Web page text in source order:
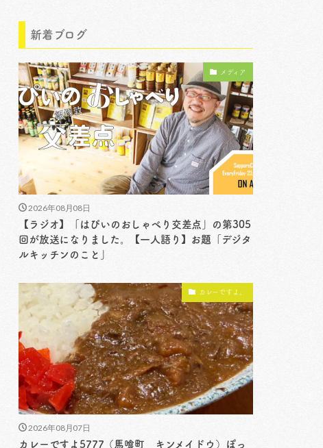
新着ブログ
メディア
2026年08月08日
【ラジオ】「はぴいのおしゃべり交差点」の第305
回が放送になりました。【一人語り】お題「デジタ
ルキッチンのこと」
カレーですよ。
2026年08月07日
カレーですよ5777（馬喰町 キンメイドウ）ぽっ